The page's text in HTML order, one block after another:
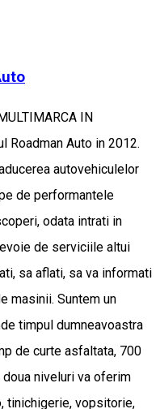
IN
Roadman Auto in 2012.
autovehiculelor
de performantele
odata intrati in
de serviciile altui
sa aflati, sa va informati
masinii. Suntem un
timpul dumneavoastra
de curte asfaltata, 700
niveluri va oferim
tinichigerie, vopsitorie,